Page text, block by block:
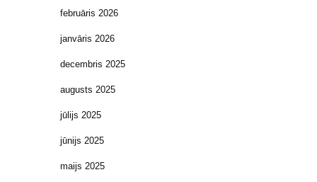
februāris 2026
janvāris 2026
decembris 2025
augusts 2025
jūlijs 2025
jūnijs 2025
maijs 2025